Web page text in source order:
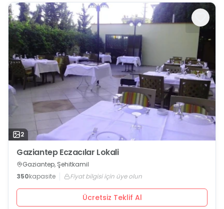
2
Gaziantep Eczacılar Lokali
Gaziantep, Şehitkamil
350kapasite Fiyat bilgisi için üye olun
Ücretsiz Teklif Al